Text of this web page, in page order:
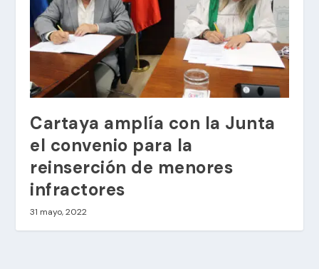
Cartaya amplía con la Junta
el convenio para la
reinserción de menores
infractores
31 mayo, 2022